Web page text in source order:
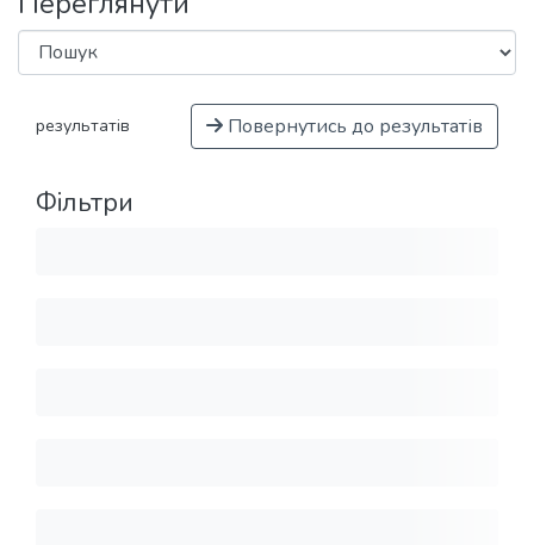
результатів Повернутись до результатів
Фільтри